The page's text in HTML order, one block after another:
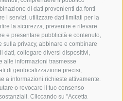
di dati provenienti da fonti
i servizi, utilizzare dati limitati per la
la sicurezza, prevenire e rilevare
e presentare pubblicità e contenuto,
sulla privacy, abbinare e combinare
dati, collegare diversi dispositivi,
alle informazioni trasmesse
di geolocalizzazione precisi,
a informazioni richieste attivamente.
o revocare il tuo consenso
Cliccando su "Accetta
632372
ratschings.it
sulle nostre offerte